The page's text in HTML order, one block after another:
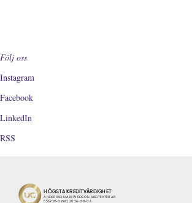
Följ oss
Instagram
Facebook
LinkedIn
RSS